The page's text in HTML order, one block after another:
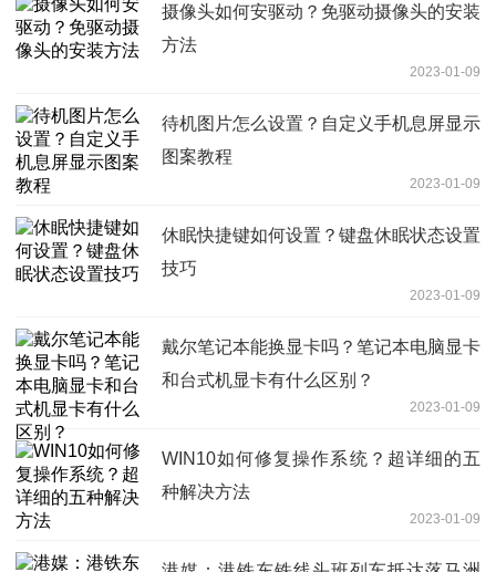
摄像头如何安驱动？免驱动摄像头的安装
方法
2023-01-09
待机图片怎么设置？自定义手机息屏显示
图案教程
2023-01-09
休眠快捷键如何设置？键盘休眠状态设置
技巧
2023-01-09
戴尔笔记本能换显卡吗？笔记本电脑显卡
和台式机显卡有什么区别？
2023-01-09
WIN10如何修复操作系统？超详细的五
种解决方法
2023-01-09